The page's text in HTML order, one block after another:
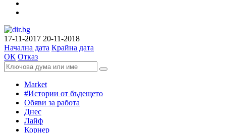
17-11-2017 20-11-2018
Начална дата Крайна дата
ОК Отказ
Market
#Истории от бъдещето
Обяви за работа
Днес
Лайф
Корнер